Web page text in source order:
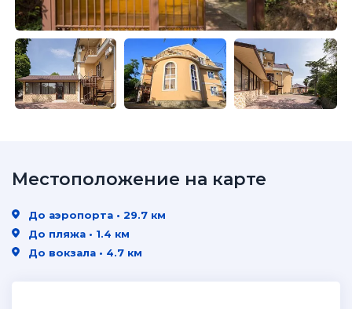
Местоположение на карте
До аэропорта • 29.7 км
До пляжа • 1.4 км
До вокзала • 4.7 км